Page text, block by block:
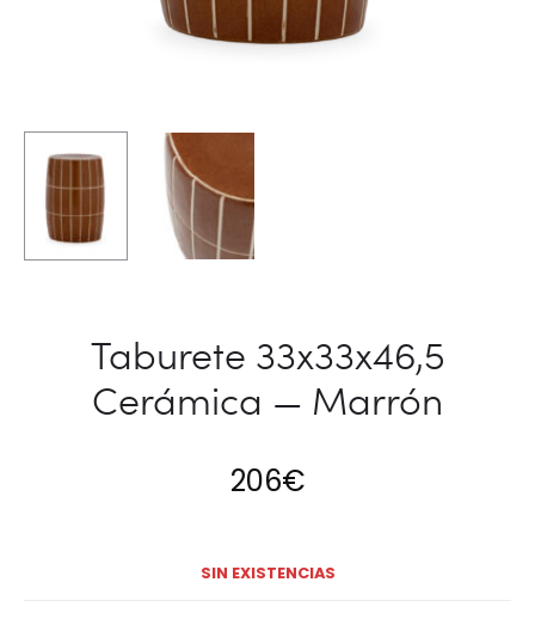
Taburete 33x33x46,5
Cerámica — Marrón
206€
SIN EXISTENCIAS